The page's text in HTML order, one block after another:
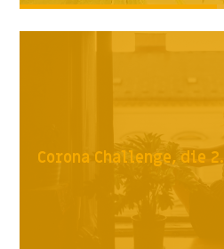
Corona Challenge, die 2.